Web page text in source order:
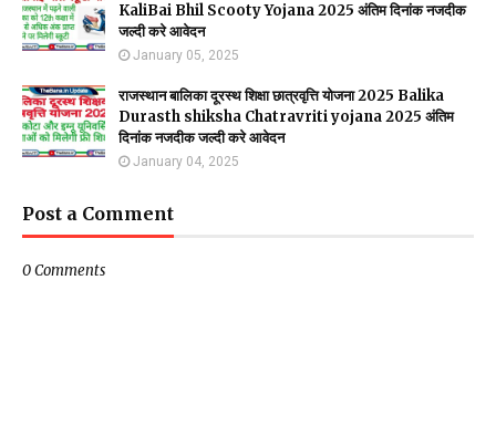
KaliBai Bhil Scooty Yojana 2025 अंतिम दिनांक नजदीक
जल्दी करे आवेदन
January 05, 2025
राजस्थान बालिका दूरस्थ शिक्षा छात्रवृत्ति योजना 2025 Balika
Durasth shiksha Chatravriti yojana 2025 अंतिम
दिनांक नजदीक जल्दी करे आवेदन
January 04, 2025
Post a Comment
0 Comments